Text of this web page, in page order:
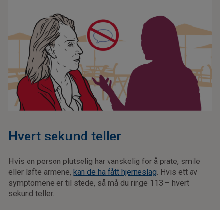
Hvert sekund teller
Hvis en person plutselig har vanskelig for å prate, smile
eller løfte armene, kan de ha fått hjerneslag. Hvis ett av
symptomene er til stede, så må du ringe 113 – hvert
sekund teller.